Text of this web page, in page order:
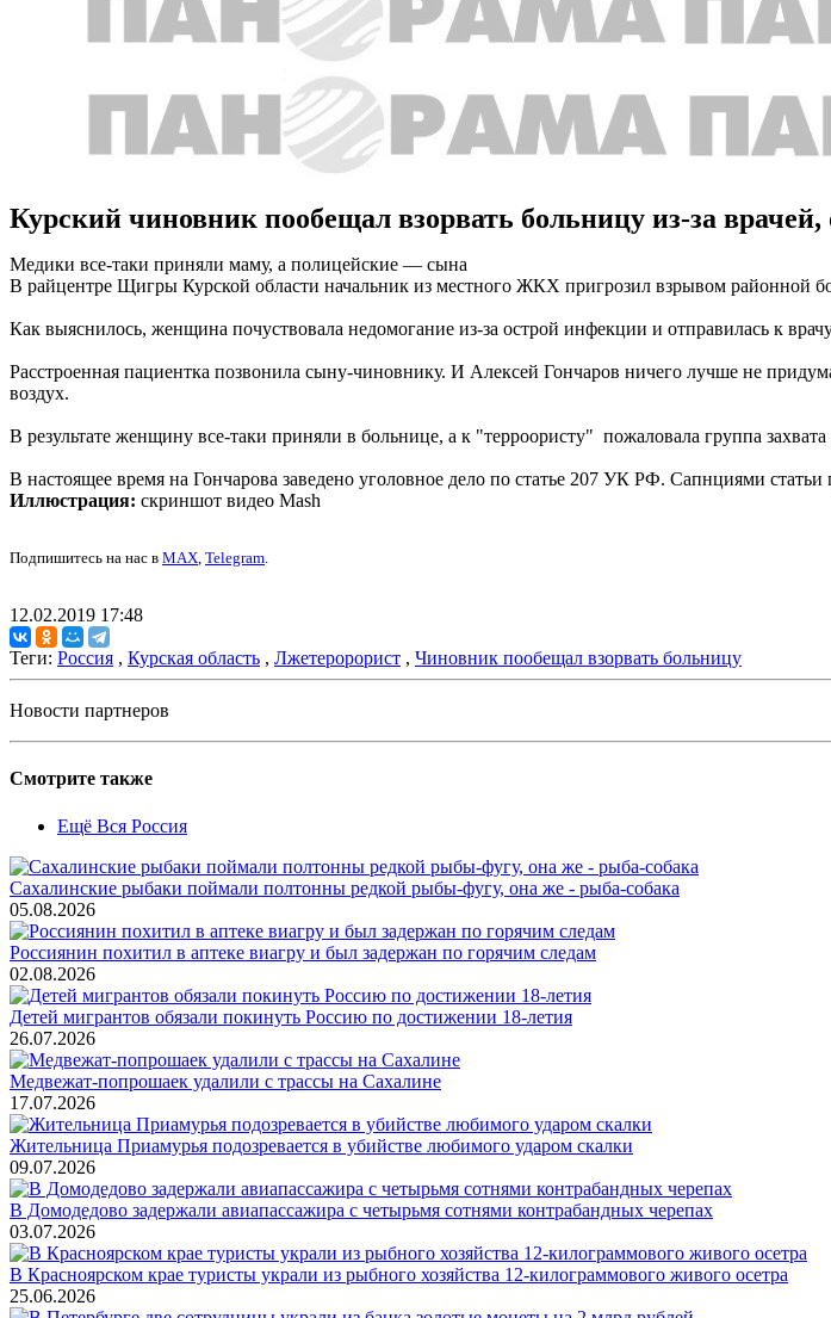
Курский чиновник пообещал взорвать больницу из-за
Медики все-таки приняли маму, а полицейские — сына
В райцентре Щигры Курской области начальник из местного ЖКХ пригрозил взрывом районной
Как выяснилось, женщина почуствовала недомогание из-за острой инфекции и отправилась к
Расстроенная пациентка позвонила сыну-чиновнику. И Алексей Гончаров ничего лучше не
воздух.
В результате женщину все-таки приняли в больнице, а к "терроористу" пожаловала группа
В настоящее время на Гончарова заведено уголовное дело по статье 207 УК РФ. Сапнциями статьи
Иллюстрация: скриншот видео Mash
Подпишитесь на нас в MAX, Telegram.
12.02.2019 17:48
Теги: Россия , Курская область , Лжетеророрист , Чиновник пообещал взорвать больницу
Новости партнеров
Смотрите также
Ещё Вся Россия
Сахалинские рыбаки поймали полтонны редкой рыбы-фугу, она же - рыба-собака
05.08.2026
Россиянин похитил в аптеке виагру и был задержан по горячим следам
02.08.2026
Детей мигрантов обязали покинуть Россию по достижении 18-летия
26.07.2026
Медвежат-попрошаек удалили с трассы на Сахалине
17.07.2026
Жительница Приамурья подозревается в убийстве любимого ударом скалки
09.07.2026
В Домодедово задержали авиапассажира с четырьмя сотнями контрабандных черепах
03.07.2026
В Красноярском крае туристы украли из рыбного хозяйства 12-килограммового живого осетра
25.06.2026